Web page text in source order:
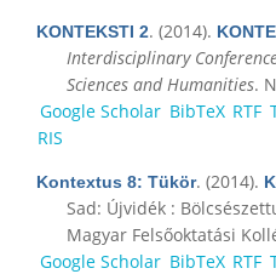
KONTEKSTI 2. (2014).
Interdisciplinary
Sciences and Humanities.
Google Scholar BibTeX RTF
RIS
Kontextus 8: Tükör. (2014).
Sad: Újvidék :
Magyar Felsőoktatási
Google Scholar BibTeX RTF